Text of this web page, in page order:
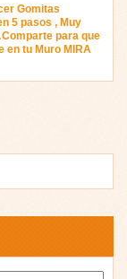
Gomitas
5 pasos , Muy
para que
en tu Muro MIRA